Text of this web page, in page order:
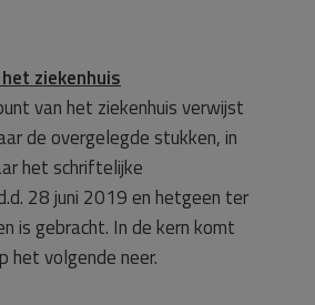
ziekenhuis
van het ziekenhuis verwijst
de overgelegde stukken, in
het schriftelijke
28 juni 2019 en hetgeen ter
is gebracht. In de kern komt
het volgende neer.